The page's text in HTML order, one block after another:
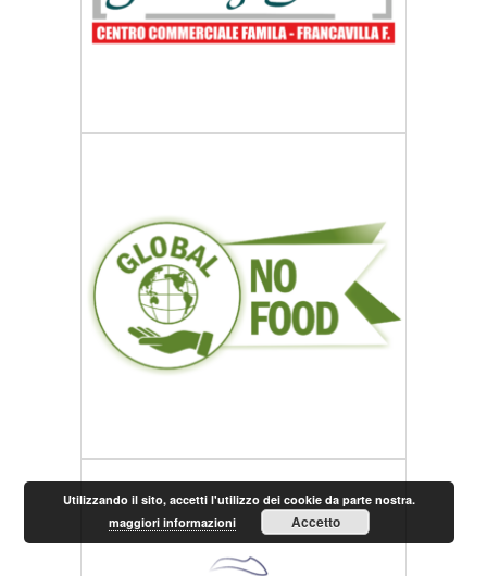
Utilizzando il sito, accetti l'utilizzo dei cookie da parte nostra.
maggiori informazioni
Accetto